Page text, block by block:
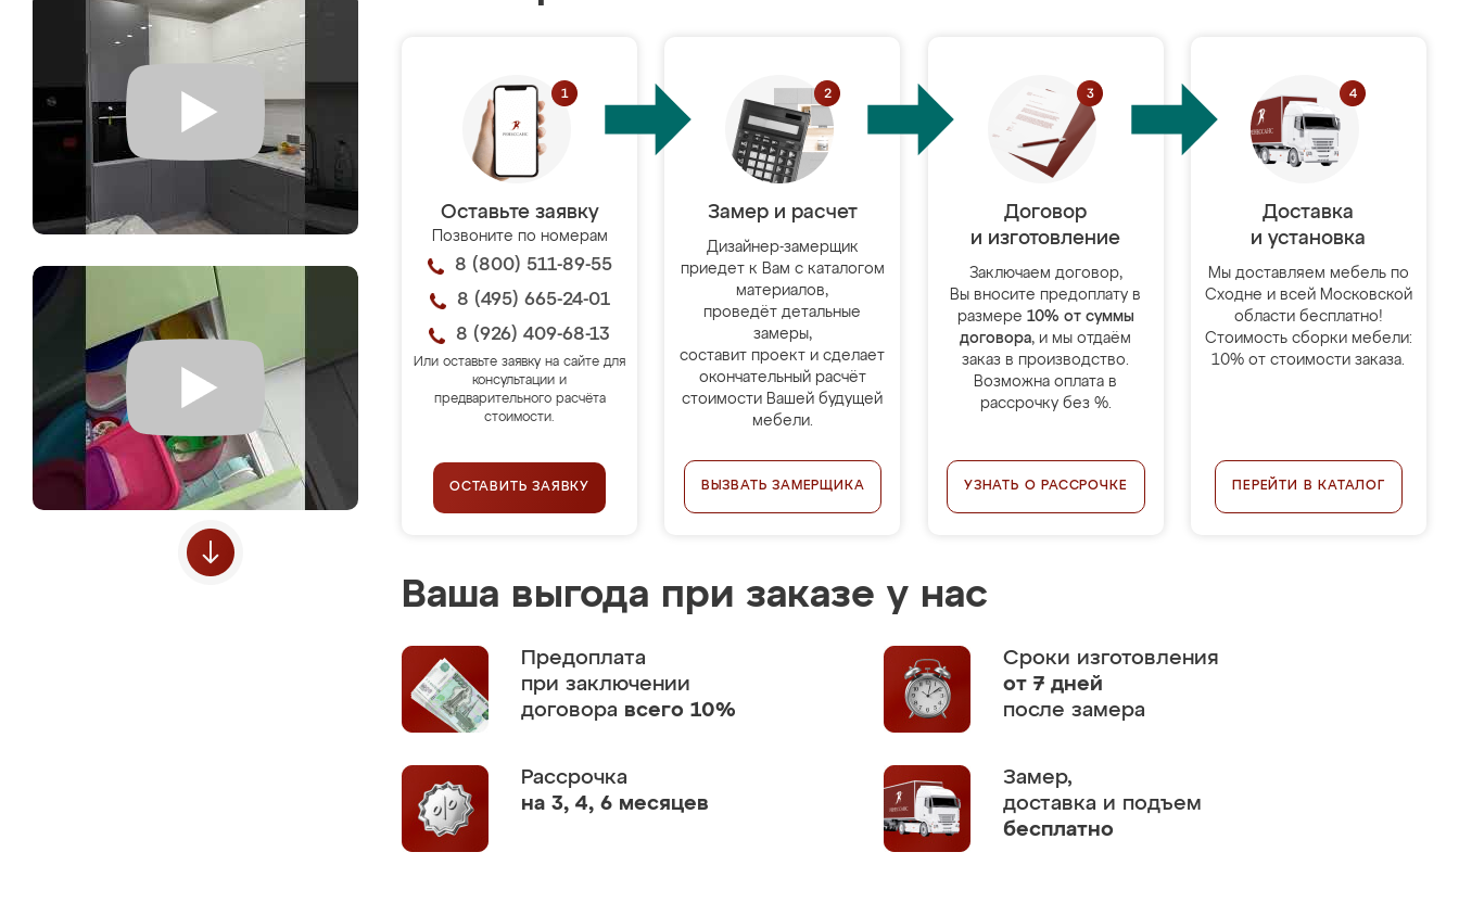
Оставьте заявку
Позвоните по номерам
8 (800) 511-89-55
8 (495) 665-24-01
8 (926) 409-68-13
Или оставьте заявку на сайте для
консультации и
предварительного расчёта
стоимости.
ОСТАВИТЬ ЗАЯВКУ
Замер и расчет
Дизайнер-замерщик
приедет к Вам с каталогом
материалов,
проведёт детальные
замеры,
составит проект и сделает
окончательный расчёт
стоимости Вашей будущей
мебели.
ВЫЗВАТЬ ЗАМЕРЩИКА
Договор
и изготовление
Заключаем договор,
Вы вносите предоплату в
размере 10% от суммы
договора, и мы отдаём
заказ в производство.
Возможна оплата в
рассрочку без %.
УЗНАТЬ О РАССРОЧКЕ
Доставка
и установка
Мы доставляем мебель по
Сходне и всей Московской
области бесплатно!
Стоимость сборки мебели:
10% от стоимости заказа.
ПЕРЕЙТИ В КАТАЛОГ
Ваша выгода при заказе у нас
Предоплата
при заключении
договора всего 10%
Сроки изготовления
от 7 дней
после замера
Рассрочка
на 3, 4, 6 месяцев
Замер,
доставка и подъем
бесплатно